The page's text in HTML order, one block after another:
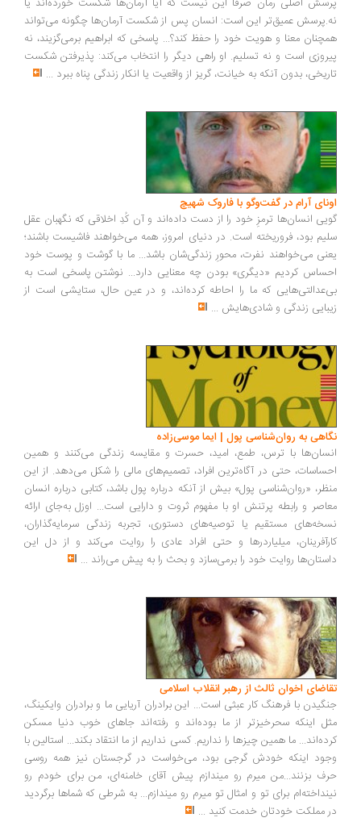
عمیق‌تر این است: انسان پس از شکست آرمان‌ها چگونه می‌تواند
معنا و هویت خود را حفظ کند؟... پاسخی که ابراهیم برمی‌گزیند، نه
است و نه تسلیم. او راهی دیگر را انتخاب می‌کند: پذیرفتن شکست
بدون آنکه به خیانت، گریز از واقعیت یا انکار زندگی پناه ببرد...
آرام در گفت‌وگو با فاروک شهیچ‭
انسان‌ها ترمزِ خود را از دست داده‌اند و آن کُدِ اخلاقی که نگهبان عقل
بود، فروریخته است. در دنیای امروز، همه می‌خواهند فاشیست باشند؛
می‌خواهند نفرت، محورِ زندگی‌شان باشد... ما با گوشت و پوست خود
کردیم «دیگری» بودن چه معنایی دارد... نوشتن پاسخی است به
که ما را احاطه کرده‌اند، و در عین حال، ستایشی است از
زندگی و شادی‌هایش...
به روان‌شناسی پول | ایما موسی‌زاده
با ترس، طمع، امید، حسرت و مقایسه زندگی می‌کنند و همین
حتی در آگاه‌ترین افراد، تصمیم‌های مالی را شکل می‌دهد. از این
«روان‌شناسی پول» بیش از آنکه درباره پول باشد، کتابی درباره انسان
و رابطه پرتنش او با مفهوم ثروت و دارایی است... اوزل به‌جای ارائه
مستقیم یا توصیه‌های دستوری، تجربه زندگی سرمایه‌گذاران،
میلیاردرها و حتی افراد عادی را روایت می‌کند و از دل این
روایت خود را برمی‌سازد و بحث را به پیش می‌راند...
اخوان ثالث از رهبر انقلاب اسلامی
با فرهنگ کار عبثی است... این برادران آریایی ما و برادران وایکینگ،
اینکه سحرخیزتر از ما بوده‌اند و رفته‌اند جاهای خوب دنیا مسکن
ما همین چیزها را نداریم. کسی نداریم از ما انتقاد بکند... استالین با
اینکه خودش گرجی بود، می‌خواست در گرجستان نیز همه روسی
بزنند...من میرم رو میندازم پیش آقای خامنه‌ای، من برای خودم رو
برای تو و امثال تو میرم رو میندازم... به شرطی که شماها برگردید
مملکت خودتان خدمت کنید...